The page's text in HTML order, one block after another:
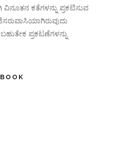
ವಿನೂತನ ಕತೆಗಳನ್ನು ಪ್ರಕಟಿಸುವ
ಪ್ರಕಟಣೆಗಳನ್ನು